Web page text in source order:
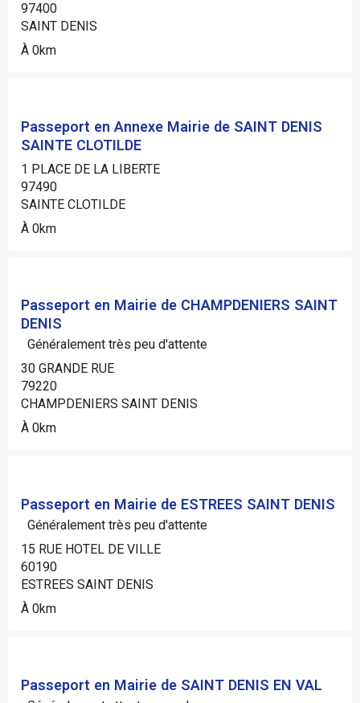
97400
SAINT DENIS
À 0km
Passeport en Annexe Mairie de SAINT DENIS
SAINTE CLOTILDE
1 PLACE DE LA LIBERTE
97490
SAINTE CLOTILDE
À 0km
Passeport en Mairie de CHAMPDENIERS SAINT
DENIS
Généralement très peu d'attente
30 GRANDE RUE
79220
CHAMPDENIERS SAINT DENIS
À 0km
Passeport en Mairie de ESTREES SAINT DENIS
Généralement très peu d'attente
15 RUE HOTEL DE VILLE
60190
ESTREES SAINT DENIS
À 0km
Passeport en Mairie de SAINT DENIS EN VAL